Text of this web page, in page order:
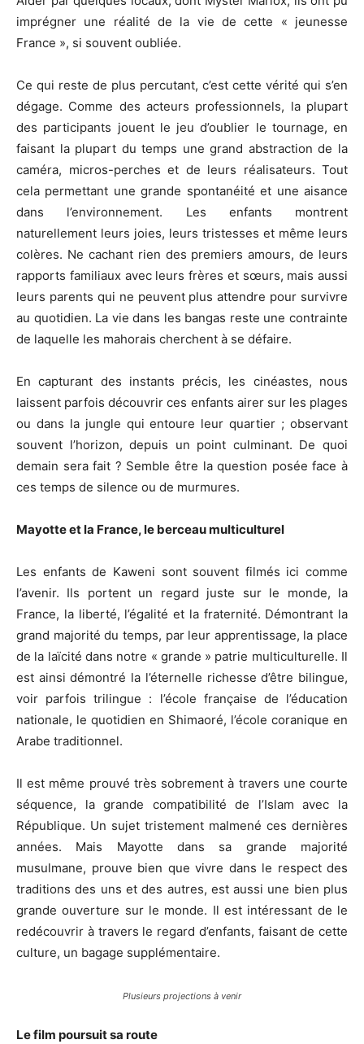
imprégner une réalité de la vie de cette « jeunesse
France », si souvent oubliée.
Ce qui reste de plus percutant, c’est cette vérité qui s’en
dégage. Comme des acteurs professionnels, la plupart
des participants jouent le jeu d’oublier le tournage, en
faisant la plupart du temps une grand abstraction de la
caméra, micros-perches et de leurs réalisateurs. Tout
cela permettant une grande spontanéité et une aisance
dans l’environnement. Les enfants montrent
naturellement leurs joies, leurs tristesses et même leurs
colères. Ne cachant rien des premiers amours, de leurs
rapports familiaux avec leurs frères et sœurs, mais aussi
leurs parents qui ne peuvent plus attendre pour survivre
au quotidien. La vie dans les bangas reste une contrainte
de laquelle les mahorais cherchent à se défaire.
En capturant des instants précis, les cinéastes, nous
laissent parfois découvrir ces enfants airer sur les plages
ou dans la jungle qui entoure leur quartier ; observant
souvent l’horizon, depuis un point culminant. De quoi
demain sera fait ? Semble être la question posée face à
ces temps de silence ou de murmures.
Mayotte et la France, le berceau multiculturel
Les enfants de Kaweni sont souvent filmés ici comme
l’avenir. Ils portent un regard juste sur le monde, la
France, la liberté, l’égalité et la fraternité. Démontrant la
grand majorité du temps, par leur apprentissage, la place
de la laïcité dans notre « grande » patrie multiculturelle. Il
est ainsi démontré la l’éternelle richesse d’être bilingue,
voir parfois trilingue : l’école française de l’éducation
nationale, le quotidien en Shimaoré, l’école coranique en
Arabe traditionnel.
Il est même prouvé très sobrement à travers une courte
séquence, la grande compatibilité de l’Islam avec la
République. Un sujet tristement malmené ces dernières
années. Mais Mayotte dans sa grande majorité
musulmane, prouve bien que vivre dans le respect des
traditions des uns et des autres, est aussi une bien plus
grande ouverture sur le monde. Il est intéressant de le
redécouvrir à travers le regard d’enfants, faisant de cette
culture, un bagage supplémentaire.
Plusieurs projections à venir
Le film poursuit sa route